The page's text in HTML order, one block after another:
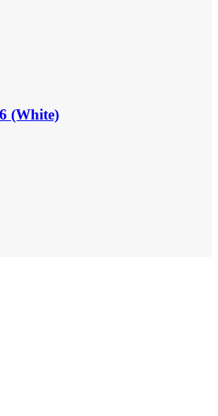
(White)